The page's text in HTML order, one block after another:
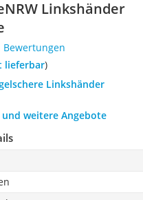
Linkshänder
Bewertungen
lieferbar)
Linkshänder
weitere Angebote